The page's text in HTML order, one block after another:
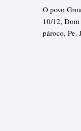
O povo
10/12,
pároco, Pe.